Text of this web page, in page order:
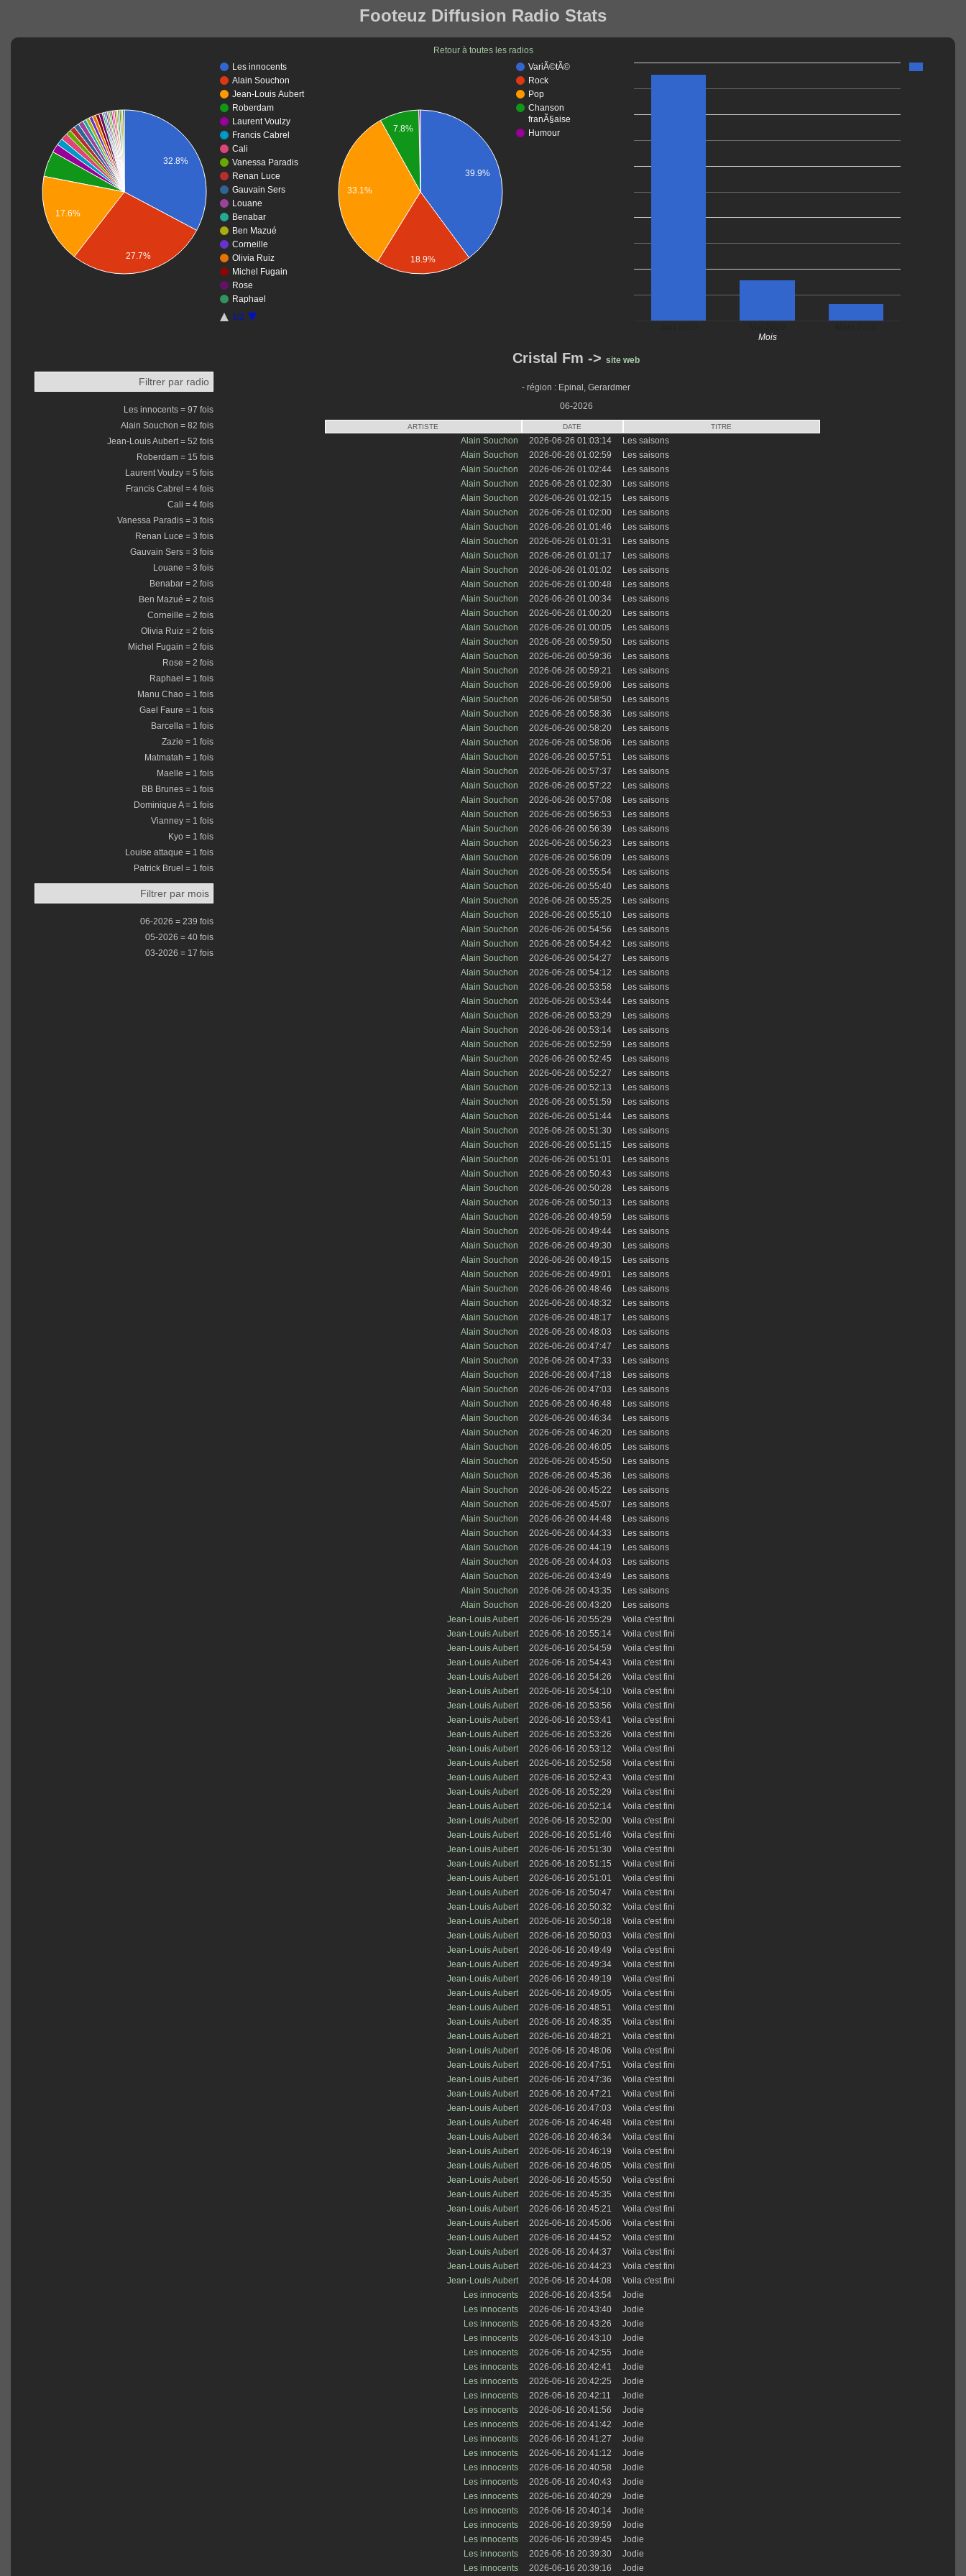
Footeuz Diffusion Radio Stats
Retour à toutes les radios
Les innocents
Alain Souchon
Jean-Louis Aubert
Roberdam
Laurent Voulzy
Francis Cabrel
Cali
Vanessa Paradis
Renan Luce
Gauvain Sers
Louane
Benabar
Ben Mazué
Corneille
Olivia Ruiz
Michel Fugain
Rose
Raphael
1/2
32.8%
17.6%
27.7%
VariÃ©tÃ©
Rock
Pop
Chanson
franÃ§aise
Humour
39.9%
7.8%
33.1%
18.9%
Mois
Filtrer par radio
Les innocents = 97 fois
Alain Souchon = 82 fois
Jean-Louis Aubert = 52 fois
Roberdam = 15 fois
Laurent Voulzy = 5 fois
Francis Cabrel = 4 fois
Cali = 4 fois
Vanessa Paradis = 3 fois
Renan Luce = 3 fois
Gauvain Sers = 3 fois
Louane = 3 fois
Benabar = 2 fois
Ben Mazué = 2 fois
Corneille = 2 fois
Olivia Ruiz = 2 fois
Michel Fugain = 2 fois
Rose = 2 fois
Raphael = 1 fois
Manu Chao = 1 fois
Gael Faure = 1 fois
Barcella = 1 fois
Zazie = 1 fois
Matmatah = 1 fois
Maelle = 1 fois
BB Brunes = 1 fois
Dominique A = 1 fois
Vianney = 1 fois
Kyo = 1 fois
Louise attaque = 1 fois
Patrick Bruel = 1 fois
Filtrer par mois
06-2026 = 239 fois
05-2026 = 40 fois
03-2026 = 17 fois
Cristal Fm ->site web
- région : Epinal, Gerardmer
06-2026
ARTISTE DATE TITRE
Alain Souchon 2026-06-26 01:03:14
Les saisons
Alain Souchon
2026-06-26 01:02:59
Les saisons
Alain Souchon
2026-06-26 01:02:44
Les saisons
Alain Souchon
2026-06-26 01:02:30
Les saisons
Alain Souchon
2026-06-26 01:02:15
Les saisons
Alain Souchon
2026-06-26 01:02:00
Les saisons
Alain Souchon
2026-06-26 01:01:46
Les saisons
Alain Souchon
2026-06-26 01:01:31
Les saisons
Alain Souchon
2026-06-26 01:01:17
Les saisons
Alain Souchon
2026-06-26 01:01:02
Les saisons
Alain Souchon
2026-06-26 01:00:48
Les saisons
Alain Souchon
2026-06-26 01:00:34
Les saisons
Alain Souchon
2026-06-26 01:00:20
Les saisons
Alain Souchon
2026-06-26 01:00:05
Les saisons
Alain Souchon
2026-06-26 00:59:50
Les saisons
Alain Souchon
2026-06-26 00:59:36
Les saisons
Alain Souchon
2026-06-26 00:59:21
Les saisons
Alain Souchon
2026-06-26 00:59:06
Les saisons
Alain Souchon
2026-06-26 00:58:50
Les saisons
Alain Souchon
2026-06-26 00:58:36
Les saisons
Alain Souchon
2026-06-26 00:58:20
Les saisons
Alain Souchon
2026-06-26 00:58:06
Les saisons
Alain Souchon
2026-06-26 00:57:51
Les saisons
Alain Souchon
2026-06-26 00:57:37
Les saisons
Alain Souchon
2026-06-26 00:57:22
Les saisons
Alain Souchon
2026-06-26 00:57:08
Les saisons
Alain Souchon
2026-06-26 00:56:53
Les saisons
Alain Souchon
2026-06-26 00:56:39
Les saisons
Alain Souchon
2026-06-26 00:56:23
Les saisons
Alain Souchon
2026-06-26 00:56:09
Les saisons
Alain Souchon
2026-06-26 00:55:54
Les saisons
Alain Souchon
2026-06-26 00:55:40
Les saisons
Alain Souchon
2026-06-26 00:55:25
Les saisons
Alain Souchon
2026-06-26 00:55:10
Les saisons
Alain Souchon
2026-06-26 00:54:56
Les saisons
Alain Souchon
2026-06-26 00:54:42
Les saisons
Alain Souchon
2026-06-26 00:54:27
Les saisons
Alain Souchon
2026-06-26 00:54:12
Les saisons
Alain Souchon
2026-06-26 00:53:58
Les saisons
Alain Souchon
2026-06-26 00:53:44
Les saisons
Alain Souchon
2026-06-26 00:53:29
Les saisons
Alain Souchon
2026-06-26 00:53:14
Les saisons
Alain Souchon
2026-06-26 00:52:59
Les saisons
Alain Souchon
2026-06-26 00:52:45
Les saisons
Alain Souchon
2026-06-26 00:52:27
Les saisons
Alain Souchon
2026-06-26 00:52:13
Les saisons
Alain Souchon
2026-06-26 00:51:59
Les saisons
Alain Souchon
2026-06-26 00:51:44
Les saisons
Alain Souchon
2026-06-26 00:51:30
Les saisons
Alain Souchon
2026-06-26 00:51:15
Les saisons
Alain Souchon
2026-06-26 00:51:01
Les saisons
Alain Souchon
2026-06-26 00:50:43
Les saisons
Alain Souchon
2026-06-26 00:50:28
Les saisons
Alain Souchon
2026-06-26 00:50:13
Les saisons
Alain Souchon
2026-06-26 00:49:59
Les saisons
Alain Souchon
2026-06-26 00:49:44
Les saisons
Alain Souchon
2026-06-26 00:49:30
Les saisons
Alain Souchon
2026-06-26 00:49:15
Les saisons
Alain Souchon
2026-06-26 00:49:01
Les saisons
Alain Souchon
2026-06-26 00:48:46
Les saisons
Alain Souchon
2026-06-26 00:48:32
Les saisons
Alain Souchon
2026-06-26 00:48:17
Les saisons
Alain Souchon
2026-06-26 00:48:03
Les saisons
Alain Souchon
2026-06-26 00:47:47
Les saisons
Alain Souchon
2026-06-26 00:47:33
Les saisons
Alain Souchon
2026-06-26 00:47:18
Les saisons
Alain Souchon
2026-06-26 00:47:03
Les saisons
Alain Souchon
2026-06-26 00:46:48
Les saisons
Alain Souchon
2026-06-26 00:46:34
Les saisons
Alain Souchon
2026-06-26 00:46:20
Les saisons
Alain Souchon
2026-06-26 00:46:05
Les saisons
Alain Souchon
2026-06-26 00:45:50
Les saisons
Alain Souchon
2026-06-26 00:45:36
Les saisons
Alain Souchon
2026-06-26 00:45:22
Les saisons
Alain Souchon
2026-06-26 00:45:07
Les saisons
Alain Souchon
2026-06-26 00:44:48
Les saisons
Alain Souchon
2026-06-26 00:44:33
Les saisons
Alain Souchon
2026-06-26 00:44:19
Les saisons
Alain Souchon
2026-06-26 00:44:03
Les saisons
Alain Souchon
2026-06-26 00:43:49
Les saisons
Alain Souchon
2026-06-26 00:43:35
Les saisons
Alain Souchon
2026-06-26 00:43:20
Les saisons
Jean-Louis Aubert
2026-06-16 20:55:29
Voila c'est fini
Jean-Louis Aubert
2026-06-16 20:55:14
Voila c'est fini
Jean-Louis Aubert
2026-06-16 20:54:59
Voila c'est fini
Jean-Louis Aubert
2026-06-16 20:54:43
Voila c'est fini
Jean-Louis Aubert
2026-06-16 20:54:26
Voila c'est fini
Jean-Louis Aubert
2026-06-16 20:54:10
Voila c'est fini
Jean-Louis Aubert
2026-06-16 20:53:56
Voila c'est fini
Jean-Louis Aubert
2026-06-16 20:53:41
Voila c'est fini
Jean-Louis Aubert
2026-06-16 20:53:26
Voila c'est fini
Jean-Louis Aubert
2026-06-16 20:53:12
Voila c'est fini
Jean-Louis Aubert
2026-06-16 20:52:58
Voila c'est fini
Jean-Louis Aubert
2026-06-16 20:52:43
Voila c'est fini
Jean-Louis Aubert
2026-06-16 20:52:29
Voila c'est fini
Jean-Louis Aubert
2026-06-16 20:52:14
Voila c'est fini
Jean-Louis Aubert
2026-06-16 20:52:00
Voila c'est fini
Jean-Louis Aubert
2026-06-16 20:51:46
Voila c'est fini
Jean-Louis Aubert
2026-06-16 20:51:30
Voila c'est fini
Jean-Louis Aubert
2026-06-16 20:51:15
Voila c'est fini
Jean-Louis Aubert
2026-06-16 20:51:01
Voila c'est fini
Jean-Louis Aubert
2026-06-16 20:50:47
Voila c'est fini
Jean-Louis Aubert
2026-06-16 20:50:32
Voila c'est fini
Jean-Louis Aubert
2026-06-16 20:50:18
Voila c'est fini
Jean-Louis Aubert
2026-06-16 20:50:03
Voila c'est fini
Jean-Louis Aubert
2026-06-16 20:49:49
Voila c'est fini
Jean-Louis Aubert
2026-06-16 20:49:34
Voila c'est fini
Jean-Louis Aubert
2026-06-16 20:49:19
Voila c'est fini
Jean-Louis Aubert
2026-06-16 20:49:05
Voila c'est fini
Jean-Louis Aubert
2026-06-16 20:48:51
Voila c'est fini
Jean-Louis Aubert
2026-06-16 20:48:35
Voila c'est fini
Jean-Louis Aubert
2026-06-16 20:48:21
Voila c'est fini
Jean-Louis Aubert
2026-06-16 20:48:06
Voila c'est fini
Jean-Louis Aubert
2026-06-16 20:47:51
Voila c'est fini
Jean-Louis Aubert
2026-06-16 20:47:36
Voila c'est fini
Jean-Louis Aubert
2026-06-16 20:47:21
Voila c'est fini
Jean-Louis Aubert
2026-06-16 20:47:03
Voila c'est fini
Jean-Louis Aubert
2026-06-16 20:46:48
Voila c'est fini
Jean-Louis Aubert
2026-06-16 20:46:34
Voila c'est fini
Jean-Louis Aubert
2026-06-16 20:46:19
Voila c'est fini
Jean-Louis Aubert
2026-06-16 20:46:05
Voila c'est fini
Jean-Louis Aubert
2026-06-16 20:45:50
Voila c'est fini
Jean-Louis Aubert
2026-06-16 20:45:35
Voila c'est fini
Jean-Louis Aubert
2026-06-16 20:45:21
Voila c'est fini
Jean-Louis Aubert
2026-06-16 20:45:06
Voila c'est fini
Jean-Louis Aubert
2026-06-16 20:44:52
Voila c'est fini
Jean-Louis Aubert
2026-06-16 20:44:37
Voila c'est fini
Jean-Louis Aubert
2026-06-16 20:44:23
Voila c'est fini
Jean-Louis Aubert
2026-06-16 20:44:08
Voila c'est fini
Les innocents
2026-06-16 20:43:54
Jodie
Les innocents
2026-06-16 20:43:40
Jodie
Les innocents
2026-06-16 20:43:26
Jodie
Les innocents
2026-06-16 20:43:10
Jodie
Les innocents
2026-06-16 20:42:55
Jodie
Les innocents
2026-06-16 20:42:41
Jodie
Les innocents
2026-06-16 20:42:25
Jodie
Les innocents
2026-06-16 20:42:11
Jodie
Les innocents
2026-06-16 20:41:56
Jodie
Les innocents
2026-06-16 20:41:42
Jodie
Les innocents
2026-06-16 20:41:27
Jodie
Les innocents
2026-06-16 20:41:12
Jodie
Les innocents
2026-06-16 20:40:58
Jodie
Les innocents
2026-06-16 20:40:43
Jodie
Les innocents
2026-06-16 20:40:29
Jodie
Les innocents
2026-06-16 20:40:14
Jodie
Les innocents
2026-06-16 20:39:59
Jodie
Les innocents
2026-06-16 20:39:45
Jodie
Les innocents
2026-06-16 20:39:30
Jodie
Les innocents
2026-06-16 20:39:16 Jodie